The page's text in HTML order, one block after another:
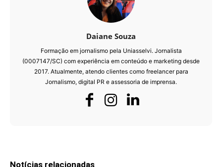
Daiane Souza
Formação em jornalismo pela Uniasselvi. Jornalista
(0007147/SC) com experiência em conteúdo e marketing desde
2017. Atualmente, atendo clientes como freelancer para
Jornalismo, digital PR e assessoria de imprensa.
Notícias relacionadas